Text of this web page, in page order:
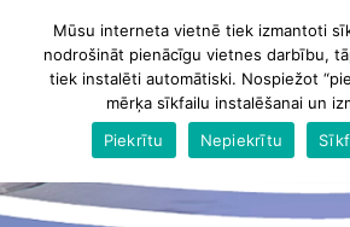
Mūsu interneta vietnē tiek izmantoti
nodrošināt pienācīgu vietnes darbību,
tiek instalēti automātiski. Nospiežot
mērķa sīkfailu instalēšanai un
Piekrītu
Nepiekrītu